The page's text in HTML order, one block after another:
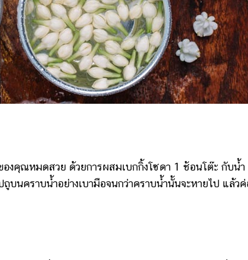
ณหมดสวย ด้วยการผสมเบกกิ้งโซดา 1 ช้อนโต๊ะ กับน้ำ
นคราบน้ำอย่างเบามือจนกว่าคราบน้ำนั้นจะหายไป แล้ว